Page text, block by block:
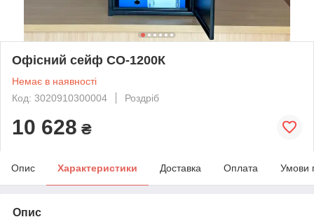
Офісний сейф СО-1200К
Немає в наявності
Код: 3020910300004
Роздріб
10 628 ₴
Опис Характеристики Доставка Оплата Умови
Опис